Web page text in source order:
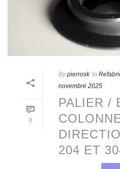
0
By pierrosk In
novembre 2025
PALIER /
204 ET